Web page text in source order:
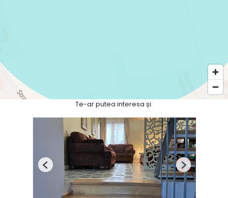
Te-ar putea interesa și:
Previous Next